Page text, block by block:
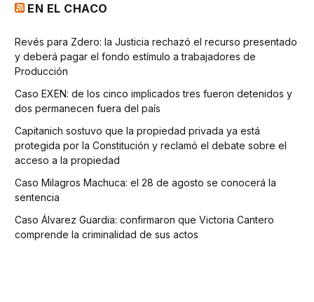
EN EL CHACO
Revés para Zdero: la Justicia rechazó el recurso presentado
y deberá pagar el fondo estímulo a trabajadores de
Producción
Caso EXEN: de los cinco implicados tres fueron detenidos y
dos permanecen fuera del país
Capitanich sostuvo que la propiedad privada ya está
protegida por la Constitución y reclamó el debate sobre el
acceso a la propiedad
Caso Milagros Machuca: el 28 de agosto se conocerá la
sentencia
Caso Álvarez Guardia: confirmaron que Victoria Cantero
comprende la criminalidad de sus actos